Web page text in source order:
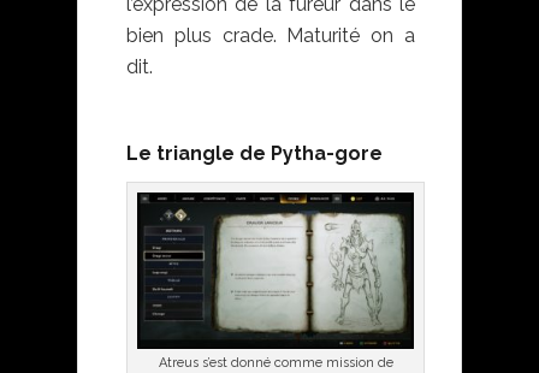
bien plus crade. Maturité on a
dit.
Le triangle de Pytha-gore
Atreus s’est donné comme mission de